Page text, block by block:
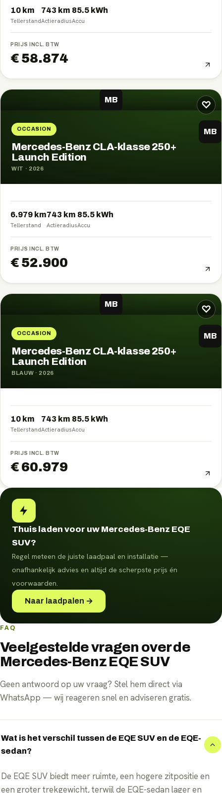
10 km
Tellerstand
743 km
Actieradius
85.5 kWh
Accu
PRIJS INCL. BTW
€ 58.874
♡
MB
OCCASION MB
Mercedes-Benz CLA-klasse 250+
Launch Edition
WIT · 2026
6.979 km
Tellerstand
743 km
Actieradius
85.5 kWh
Accu
PRIJS INCL. BTW
€ 52.900
♡
MB
OCCASION MB
Mercedes-Benz CLA-klasse 250+
Launch Edition
BLAUW · 2026
10 km
Tellerstand
743 km
Actieradius
85.5 kWh
Accu
PRIJS INCL. BTW
€ 60.979
Thuis laden voor uw Mercedes-Benz EQE
SUV?
Regel meteen de juiste laadpaal en installatie —
onafhankelijk advies en altijd de scherpste prijs én
voorwaarden.
Naar laadpalen →
FAQ
Veelgestelde vragen over de
Mercedes-Benz EQE SUV
Geen antwoord op uw vraag? Stel hem direct via
WhatsApp — wij reageren snel en adviseren gratis.
Wat is het verschil tussen de EQE SUV en de EQE-
sedan?
De EQE SUV biedt meer ruimte, een hogere zitpositie en
een groter trekgewicht, terwijl de EQE-sedan lager en